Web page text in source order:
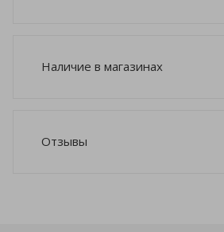
Наличие в магазинах
Отзывы